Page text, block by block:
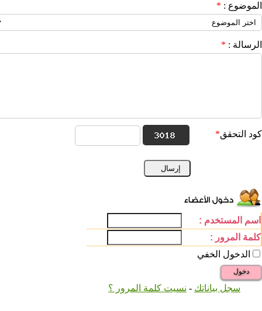
الموضوع :
*
الرسالة :
*
كود التحقق*
اسم المستخدم :
كلمة المرور :
الدخول الخفي
دخول
سجل بياناتك - نسيت كلمة المرور ؟